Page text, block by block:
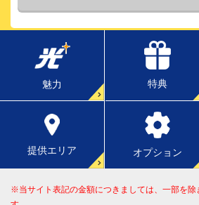
魅力 特典
提供エリア オプション
※当サイト表記の金額につきましては、一部を除